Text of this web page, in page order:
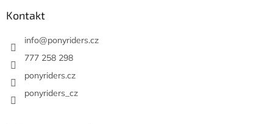
Kontakt
info@ponyriders.cz
777 258 298
ponyriders.cz
ponyriders_cz